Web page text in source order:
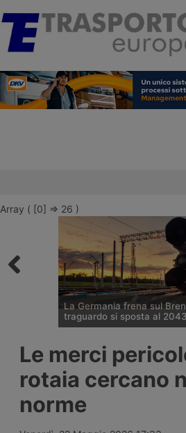
Array ( [0] => 26 )
La Germania frena sul
traguardo si sposta al 2043
l’allungamento dei tempi per
successiva apertura
potenziamento dei raccordi
di base del Brennero. Ora si
completamento nel 2043.
Le merci
rotaia cercano
norme